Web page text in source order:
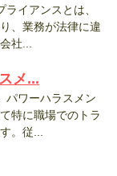
ライアンスとは、
、業務が法律に違
社...
メ...
パワーハラスメン
特に職場でのトラ
。従...